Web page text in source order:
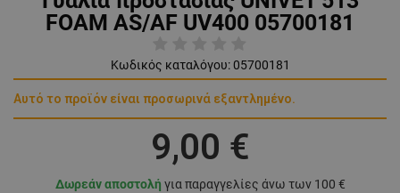
FOAM AS/AF UV400 05700181
Κωδικός καταλόγου: 05700181
Αυτό το προϊόν είναι προσωρινά εξαντλημένο.
9,00 €
Δωρεάν αποστολή για παραγγελίες άνω των 100 €